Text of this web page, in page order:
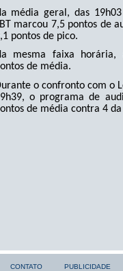
média geral, das
marcou 7,5 pontos de
pontos de pico.
mesma faixa
de média.
o confronto com o
o programa de
de média contra 4 da
CONTATO PUBLICIDADE